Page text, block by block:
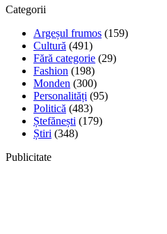
Categorii
Argeșul frumos (159)
Cultură (491)
Fără categorie (29)
Fashion (198)
Monden (300)
Personalități (95)
Politică (483)
Ștefănești (179)
Știri (348)
Publicitate